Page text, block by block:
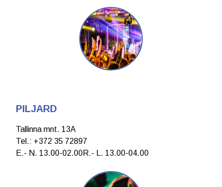
PILJARD
Tallinna mnt. 13A
Теl.: +372 35 72897
E.- N. 13.00-02.00R.- L. 13.00-04.00